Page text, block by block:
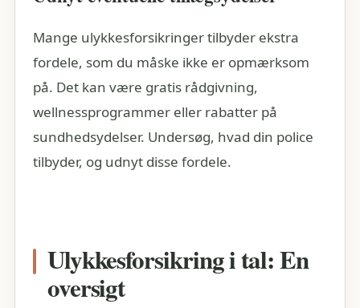
Mange ulykkesforsikringer tilbyder ekstra
fordele, som du måske ikke er opmærksom
på. Det kan være gratis rådgivning,
wellnessprogrammer eller rabatter på
sundhedsydelser. Undersøg, hvad din police
tilbyder, og udnyt disse fordele.
Ulykkesforsikring i tal: En
oversigt